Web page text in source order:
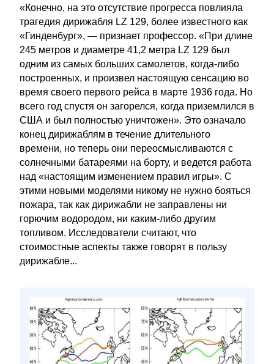
«Конечно, на это отсутствие прогресса повлияла
трагедия дирижабля LZ 129, более известного как
«Гинденбург», — признает профессор. «При длине
245 метров и диаметре 41,2 метра LZ 129 был
одним из самых больших самолетов, когда-либо
построенных, и произвел настоящую сенсацию во
время своего первого рейса в марте 1936 года. Но
всего год спустя он загорелся, когда приземлился в
США и был полностью уничтожен». Это означало
конец дирижаблям в течение длительного
времени, но теперь они переосмысливаются с
солнечными батареями на борту, и ведется работа
над «настоящим изменением правил игры». С
этими новыми моделями никому не нужно бояться
пожара, так как дирижабли не заправлены ни
горючим водородом, ни каким-либо другим
топливом. Исследователи считают, что
стоимостные аспекты также говорят в пользу
дирижабле...